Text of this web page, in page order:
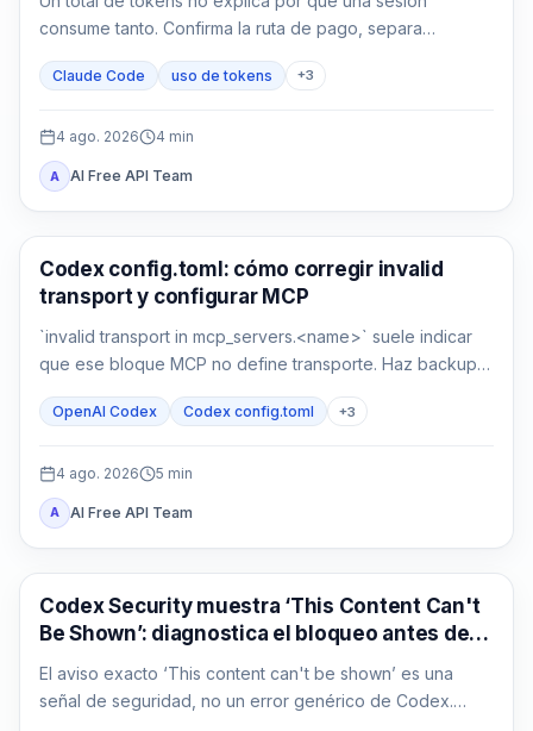
consume tanto. Confirma la ruta de pago, separa
limpia.
Claude Code uso de tokens +3
4 ago. 2026 4 min
A AI Free API Team
Herramientas de desarrollo con IA
Codex config.toml: cómo corregir invalid
transport y configurar MCP
`invalid transport in mcp_servers.<name>` suele indicar
que ese bloque MCP no define transporte. Haz backup,
por separado.
OpenAI Codex Codex config.toml +3
4 ago. 2026 5 min
A AI Free API Team
OpenAI Codex
Codex Security muestra ‘This Content Can't
Be Shown’: diagnostica el bloqueo antes de
El aviso exacto ‘This content can't be shown’ es una
señal de seguridad, no un error genérico de Codex.